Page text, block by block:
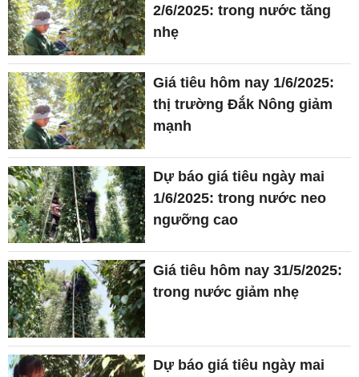
2/6/2025: trong nước tăng
nhẹ
Giá tiêu hôm nay 1/6/2025:
thị trường Đắk Nông giảm
mạnh
Dự báo giá tiêu ngày mai
1/6/2025: trong nước neo
ngưỡng cao
Giá tiêu hôm nay 31/5/2025:
trong nước giảm nhẹ
Dự báo giá tiêu ngày mai